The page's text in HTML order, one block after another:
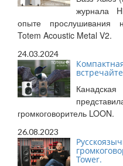
журнала
опыте прослушивания
Totem Acoustic Metal V2.
24.03.2024
громкоговоритель LOON.
26.08.2023
Tower.